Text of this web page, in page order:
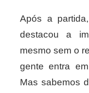
Após a
destacou a
mesmo sem o
gente entra
Mas sabemos